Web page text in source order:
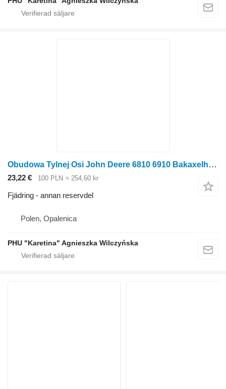
Obudowa Tylnej Osi John Deere 6810 6910 Bakaxelhus AL169527 L174551 AL201920 till John Deere 6810 6910 hjultraktor
23,22 € 100 PLN ≈ 254,60 kr
Fjädring - annan reservdel
Polen, Opalenica
PHU "Karetina" Agnieszka Wilczyńska